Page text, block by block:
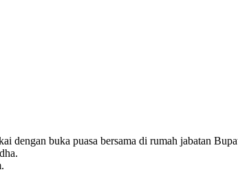
dengan buka puasa bersama di rumah jabatan